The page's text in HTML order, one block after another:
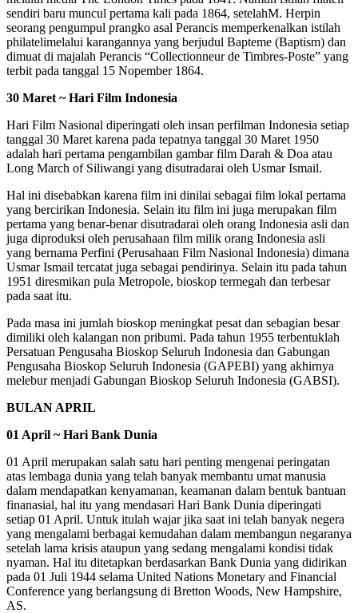
sendiri baru muncul pertama kali pada 1864, setelahM. Herpin
seorang pengumpul prangko asal Perancis memperkenalkan istilah
philatelimelalui karangannya yang berjudul Bapteme (Baptism) dan
dimuat di majalah Perancis “Collectionneur de Timbres-Poste” yang
terbit pada tanggal 15 Nopember 1864.
30 Maret ~ Hari Film Indonesia
Hari Film Nasional diperingati oleh insan perfilman Indonesia setiap
tanggal 30 Maret karena pada tepatnya tanggal 30 Maret 1950
adalah hari pertama pengambilan gambar film Darah & Doa atau
Long March of Siliwangi yang disutradarai oleh Usmar Ismail.
Hal ini disebabkan karena film ini dinilai sebagai film lokal pertama
yang bercirikan Indonesia. Selain itu film ini juga merupakan film
pertama yang benar-benar disutradarai oleh orang Indonesia asli dan
juga diproduksi oleh perusahaan film milik orang Indonesia asli
yang bernama Perfini (Perusahaan Film Nasional Indonesia) dimana
Usmar Ismail tercatat juga sebagai pendirinya. Selain itu pada tahun
1951 diresmikan pula Metropole, bioskop termegah dan terbesar
pada saat itu.
Pada masa ini jumlah bioskop meningkat pesat dan sebagian besar
dimiliki oleh kalangan non pribumi. Pada tahun 1955 terbentuklah
Persatuan Pengusaha Bioskop Seluruh Indonesia dan Gabungan
Pengusaha Bioskop Seluruh Indonesia (GAPEBI) yang akhirnya
melebur menjadi Gabungan Bioskop Seluruh Indonesia (GABSI).
BULAN APRIL
01 April ~ Hari Bank Dunia
01 April merupakan salah satu hari penting mengenai peringatan
atas lembaga dunia yang telah banyak membantu umat manusia
dalam mendapatkan kenyamanan, keamanan dalam bentuk bantuan
finanasial, hal itu yang mendasari Hari Bank Dunia diperingati
setiap 01 April. Untuk itulah wajar jika saat ini telah banyak negera
yang mengalami berbagai kemudahan dalam membangun negaranya
setelah lama krisis ataupun yang sedang mengalami kondisi tidak
nyaman. Hal itu ditetapkan berdasarkan Bank Dunia yang didirikan
pada 01 Juli 1944 selama United Nations Monetary and Financial
Conference yang berlangsung di Bretton Woods, New Hampshire,
AS.